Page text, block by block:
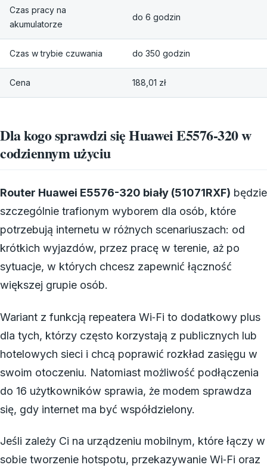
Czas pracy na
akumulatorze
do 6 godzin
Czas w trybie czuwania do 350 godzin
Cena 188,01 zł
Dla kogo sprawdzi się Huawei E5576-320 w
codziennym użyciu
Router Huawei E5576-320 biały (51071RXF) będzie
szczególnie trafionym wyborem dla osób, które
potrzebują internetu w różnych scenariuszach: od
krótkich wyjazdów, przez pracę w terenie, aż po
sytuacje, w których chcesz zapewnić łączność
większej grupie osób.
Wariant z funkcją repeatera Wi‑Fi to dodatkowy plus
dla tych, którzy często korzystają z publicznych lub
hotelowych sieci i chcą poprawić rozkład zasięgu w
swoim otoczeniu. Natomiast możliwość podłączenia
do 16 użytkowników sprawia, że modem sprawdza
się, gdy internet ma być współdzielony.
Jeśli zależy Ci na urządzeniu mobilnym, które łączy w
sobie tworzenie hotspotu, przekazywanie Wi‑Fi oraz